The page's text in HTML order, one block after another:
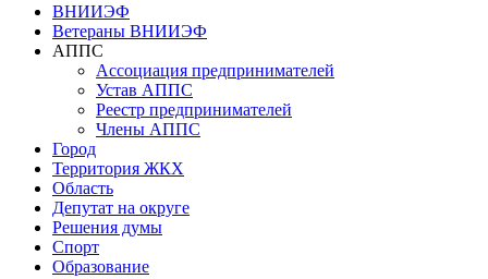
ВНИИЭФ
Ветераны ВНИИЭФ
АППС
Ассоциация предпринимателей
Устав АППС
Реестр предпринимателей
Члены АППС
Город
Территория ЖКХ
Область
Депутат на округе
Решения думы
Спорт
Образование